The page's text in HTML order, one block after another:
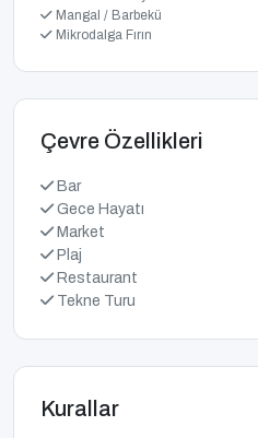
Mangal / Barbekü
Mikrodalga Fırın
Çevre Özellikleri
Bar
Gece Hayatı
Market
Plaj
Restaurant
Tekne Turu
Kurallar